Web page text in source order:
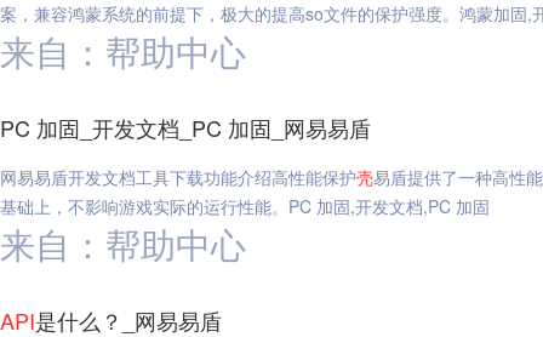
案，兼容鸿蒙系统的前提下，极大的提高so文件的保护强度。鸿蒙加固
来自：帮助中心
PC 加固_开发文档_PC 加固_网易易盾
网易易盾开发文档工具下载功能介绍高性能保护壳易盾提供了一种高性
基础上，不影响游戏实际的运行性能。PC 加固,开发文档,PC 加固
来自：帮助中心
API是什么？_网易易盾